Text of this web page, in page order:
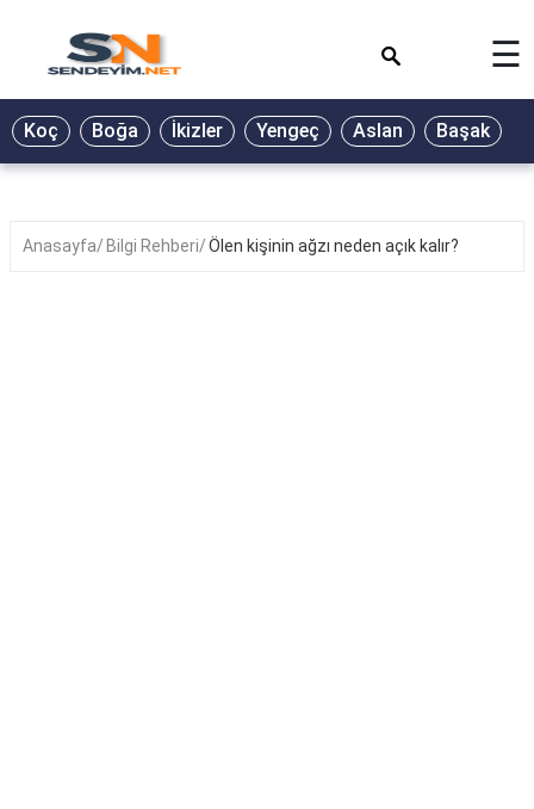
BİYOGRAFİ
GALERİ
☰
Koç Boğa İkizler Yengeç Aslan Başak
Anasayfa Bilgi Rehberi Ölen kişinin ağzı neden açık kalır?